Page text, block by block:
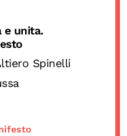
ottant’anni dopo
e unita.
Spinelli